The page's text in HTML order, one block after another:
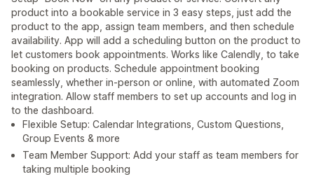
product into a bookable service in 3 easy steps, just add the
product to the app, assign team members, and then schedule
availability. App will add a scheduling button on the product to
let customers book appointments. Works like Calendly, to take
booking on products. Schedule appointment booking
seamlessly, whether in-person or online, with automated Zoom
integration. Allow staff members to set up accounts and log in
to the dashboard.
Flexible Setup: Calendar Integrations, Custom Questions,
Group Events & more
Team Member Support: Add your staff as team members for
taking multiple booking